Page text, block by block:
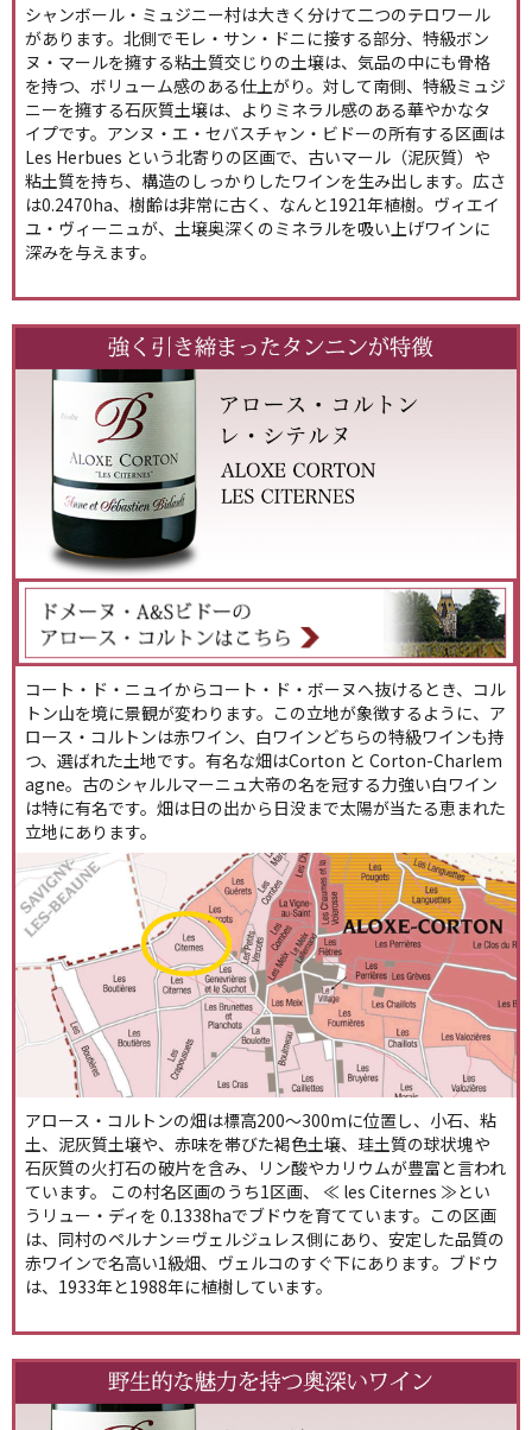
シャンボール・ミュジニー村は大きく分けて二つのテロワール
があります。北側でモレ・サン・ドニに接する部分、特級ボン
ヌ・マールを擁する粘土質交じりの土壌は、気品の中にも骨格
を持つ、ボリューム感のある仕上がり。対して南側、特級ミュジ
ニーを擁する石灰質土壌は、よりミネラル感のある華やかなタ
イプです。アンヌ・エ・セバスチャン・ビドーの所有する区画は
Les Herbues という北寄りの区画で、古いマール（泥灰質）や
粘土質を持ち、構造のしっかりしたワインを生み出します。広さ
は0.2470ha、樹齢は非常に古く、なんと1921年植樹。ヴィエイ
ユ・ヴィーニュが、土壌奥深くのミネラルを吸い上げワインに
深みを与えます。
コート・ド・ニュイからコート・ド・ボーヌへ抜けるとき、コル
トン山を境に景観が変わります。この立地が象徴するように、ア
ロース・コルトンは赤ワイン、白ワインどちらの特級ワインも持
つ、選ばれた土地です。有名な畑はCorton と Corton-Charlem
agne。古のシャルルマーニュ大帝の名を冠する力強い白ワイン
は特に有名です。畑は日の出から日没まで太陽が当たる恵まれた
立地にあります。
アロース・コルトンの畑は標高200～300mに位置し、小石、粘
土、泥灰質土壌や、赤味を帯びた褐色土壌、珪土質の球状塊や
石灰質の火打石の破片を含み、リン酸やカリウムが豊富と言われ
ています。 この村名区画のうち1区画、 ≪ les Citernes ≫とい
うリュー・ディを 0.1338haでブドウを育てています。この区画
は、同村のペルナン＝ヴェルジュレス側にあり、安定した品質の
赤ワインで名高い1級畑、ヴェルコのすぐ下にあります。ブドウ
は、1933年と1988年に植樹しています。